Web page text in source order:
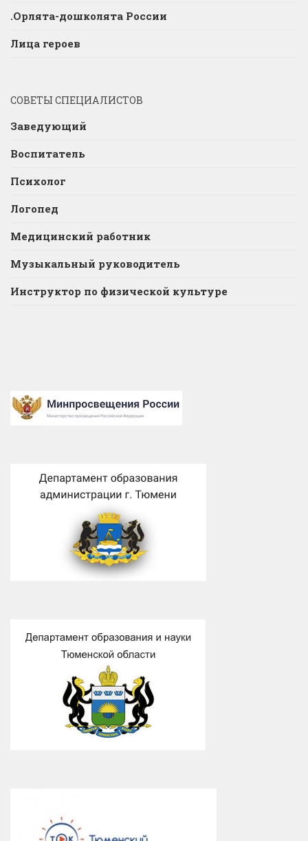
.Орлята-дошколята России
Лица героев
СОВЕТЫ СПЕЦИАЛИСТОВ
Заведующий
Воспитатель
Психолог
Логопед
Медицинский работник
Музыкальный руководитель
Инструктор по физической культуре